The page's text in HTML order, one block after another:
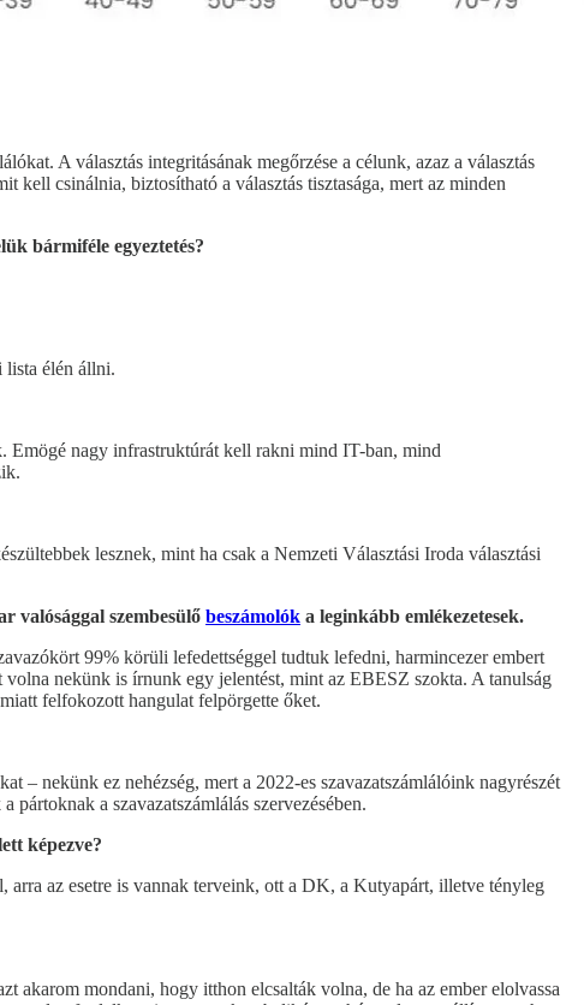
A választás integritásának megőrzése a célunk, azaz a választás
kell csinálnia, biztosítható a választás tisztasága, mert az minden
bármiféle egyeztetés?
lista élén állni.
Emögé nagy infrastruktúrát kell rakni mind IT-ban, mind
lesznek, mint ha csak a Nemzeti Választási Iroda választási
valósággal szembesülő beszámolók a leginkább emlékezetesek.
99% körüli lefedettséggel tudtuk lefedni, harmincezer embert
nekünk is írnunk egy jelentést, mint az EBESZ szokta. A tanulság
felfokozott hangulat felpörgette őket.
nekünk ez nehézség, mert a 2022-es szavazatszámlálóink nagyrészét
a szavazatszámlálás szervezésében.
képezve?
arra az esetre is vannak terveink, ott a DK, a Kutyapárt, illetve tényleg
akarom mondani, hogy itthon elcsalták volna, de ha az ember elolvassa